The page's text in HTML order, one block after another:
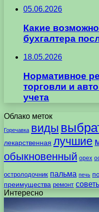
05.06.2026
Какие
бухгалтера
18.05.2026
Нормативное
торговли и
учета
Облако меток
Горечавка виды
лекарственная лучшие
обыкновенный орех
остролодочник пальма печь
преимущества ремонт
Интересно